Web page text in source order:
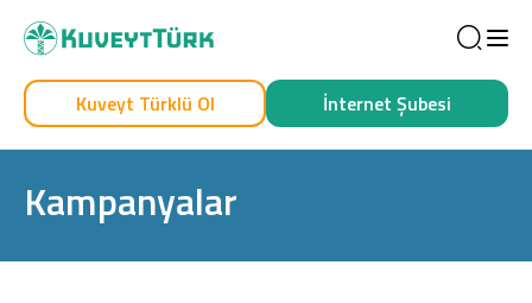
Kendim İçin
Kuveyt Türklü Ol İnternet Şubesi
Kampanyalar